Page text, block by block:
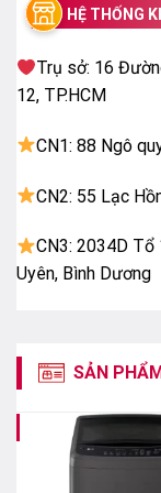
giặt vận hành
sử dụng điện
người dùng
HỆ THỐNG
Trụ sở: 16
12, TP.HCM
CN1: 88 Ngô
CN2: 55 Lạc
CN3: 2034D Tổ
Uyên, Bình Dương
SẢN